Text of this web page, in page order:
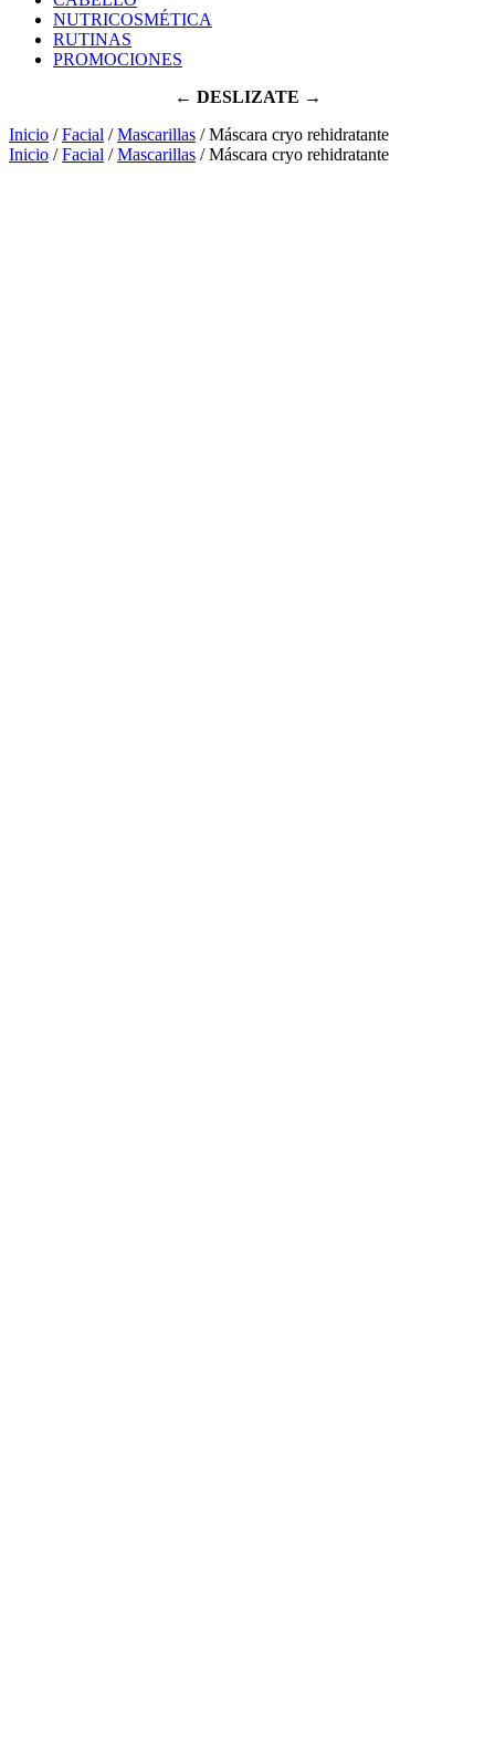
NUTRICOSMÉTICA
RUTINAS
PROMOCIONES
← DESLIZATE →
Inicio /Facial /Mascarillas / Máscara cryo rehidratante
Inicio /Facial /Mascarillas / Máscara cryo rehidratante